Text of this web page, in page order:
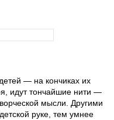
— на кончиках их
идут тончайшие нити —
мысли. Другими
руке, тем умнее